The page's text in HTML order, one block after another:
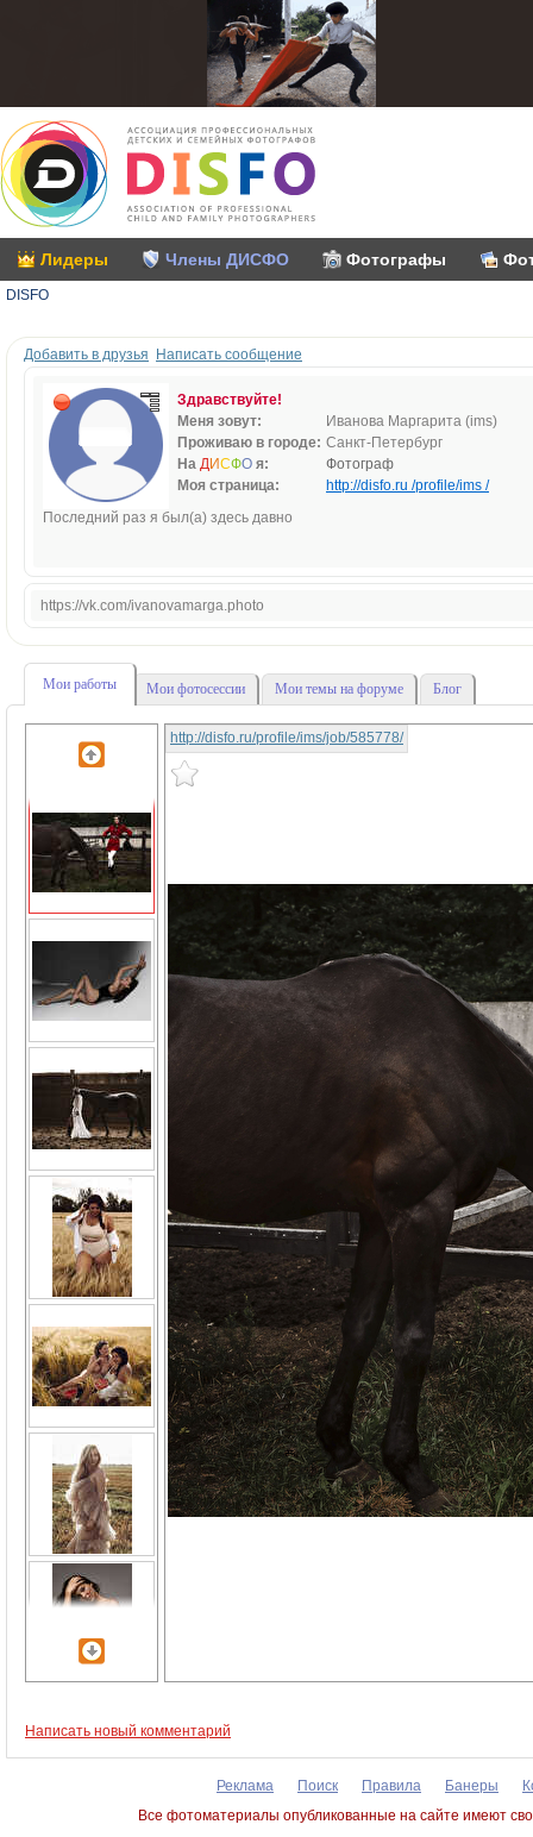
Лидеры Члены ДИСФО Фотографы
DISFO
Добавить в друзья Написать сообщение
Здравствуйте!
Меня зовут:
Иванова Маргарита (ims)
Проживаю в городе: Санкт-Петербург
На ДИСФО я:
Фотограф
Моя страница:
http://disfo.ru /profile/ims /
Последний раз я был(а) здесь давно
https://vk.com/ivanovamarga.photo
Мои работы Мои фотосессии Мои темы на форуме Блог
http://disfo.ru/profile/ims/job/585778/
Написать новый комментарий
Реклама Поиск Правила Банеры
Все фотоматериалы опубликованные на сайте имеют